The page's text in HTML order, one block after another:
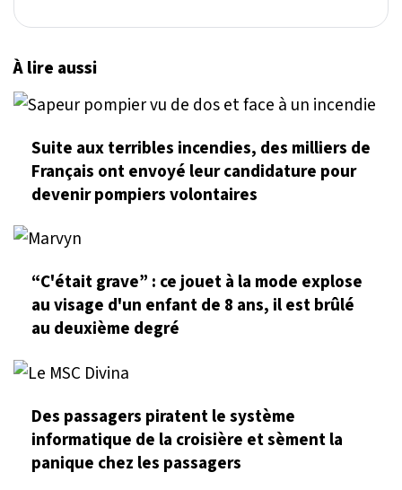
À lire aussi
Suite aux terribles incendies, des milliers de
Français ont envoyé leur candidature pour
devenir pompiers volontaires
“C'était grave” : ce jouet à la mode explose
au visage d'un enfant de 8 ans, il est brûlé
au deuxième degré
Des passagers piratent le système
informatique de la croisière et sèment la
panique chez les passagers